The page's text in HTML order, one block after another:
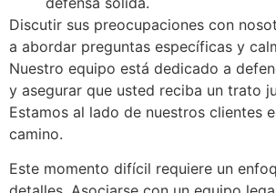
Discutir sus preocupaciones con
a abordar preguntas específicas y
Nuestro equipo está dedicado a
y asegurar que usted reciba un trato
Estamos al lado de nuestros clientes
camino.
Este momento difícil requiere un